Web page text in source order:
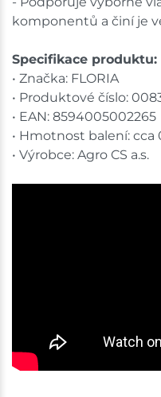
komponentů a činí je
Specifikace produktu:
• Značka: FLORIA
• Produktové číslo:
• EAN: 8594005002265
• Hmotnost balení: cca
• Výrobce: Agro CS a.s.